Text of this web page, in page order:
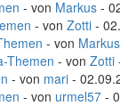
- von Markus -
- von Zotti -
- von Markus
Themen - von Zotti
- von mari -
- von urmel57 -